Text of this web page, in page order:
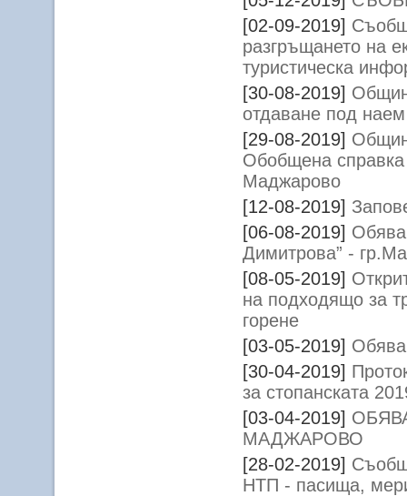
[02-09-2019]
разгръщането на
туристическа
[30-08-2019]
отдаване под
[29-08-2019]
Обобщена
Маджарово
[12-08-2019]
[06-08-2019] Обява
Димитрова” -
[08-05-2019]
на подходящо за
горене
[03-05-2019]
[30-04-2019]
за стопанската
[03-04-2019]
МАДЖАРОВО
[28-02-2019]
НТП - пасища,